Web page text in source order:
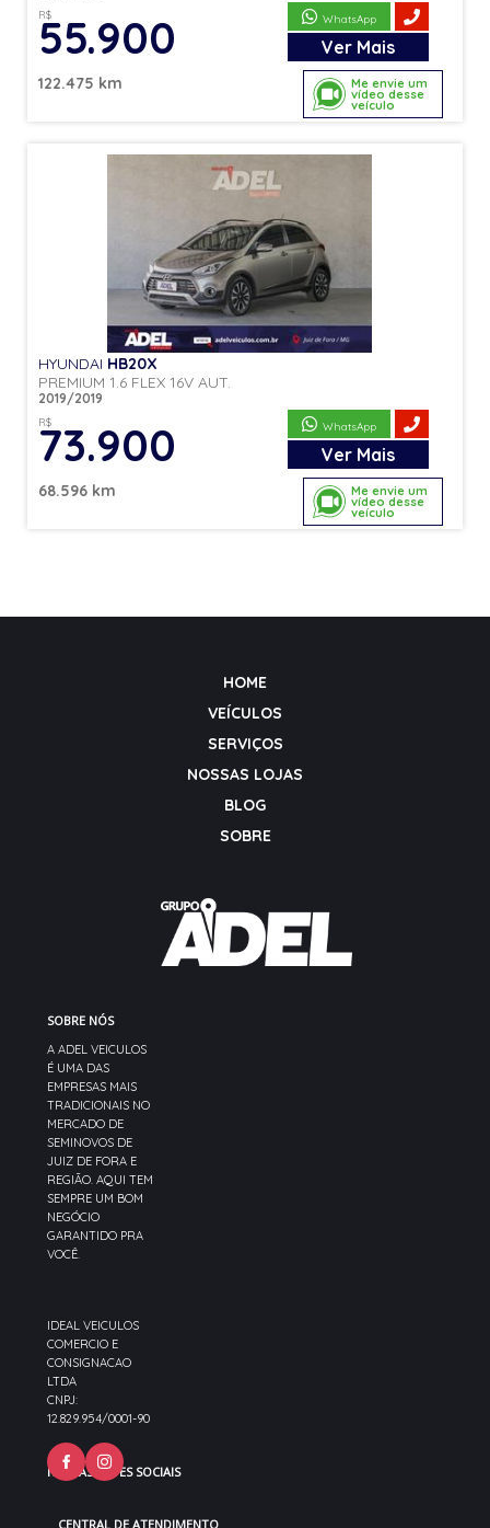
Me envie um
vídeo desse
veículo
R$
55.900 WhatsApp
Ver Mais
122.475 km
Me envie um
vídeo desse
veículo
HYUNDAI HB20X
PREMIUM 1.6 FLEX 16V AUT.
2019/2019
R$
73.900 WhatsApp
Ver Mais
68.596 km
HOME
VEÍCULOS
SERVIÇOS
NOSSAS LOJAS
BLOG
SOBRE
SOBRE NÓS
A ADEL VEICULOS
É UMA DAS
EMPRESAS MAIS
TRADICIONAIS NO
MERCADO DE
SEMINOVOS DE
JUIZ DE FORA E
REGIÃO. AQUI TEM
SEMPRE UM BOM
NEGÓCIO
GARANTIDO PRA
VOCÊ.
IDEAL VEICULOS
COMERCIO E
CONSIGNACAO
LTDA
CNPJ:
12.829.954/0001-90
NOSSAS REDES SOCIAIS
CENTRAL DE ATENDIMENTO